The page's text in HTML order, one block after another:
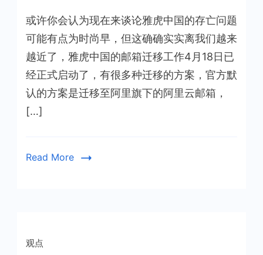
或许你会认为现在来谈论雅虎中国的存亡问题
可能有点为时尚早，但这确确实实离我们越来
越近了，雅虎中国的邮箱迁移工作4月18日已
经正式启动了，有很多种迁移的方案，官方默
认的方案是迁移至阿里旗下的阿里云邮箱，
[…]
Read More
观点